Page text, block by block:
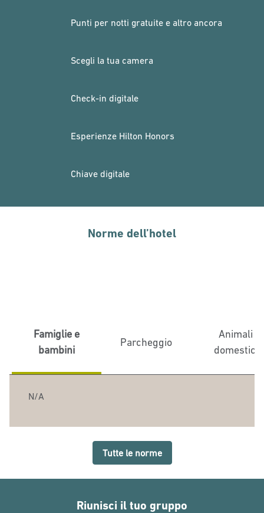
Punti per notti gratuite e altro ancora
Scegli la tua camera
Check-in digitale
Esperienze Hilton Honors
Chiave digitale
Norme dell’hotel
Famiglie e
bambini
Parcheggio
Animali
domestici
N/A
Tutte le norme
Riunisci il tuo gruppo